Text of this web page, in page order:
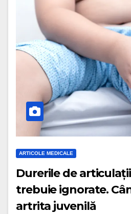
ARTICOLE MEDICALE
Durerile de
trebuie ignorate.
artrita juvenilă